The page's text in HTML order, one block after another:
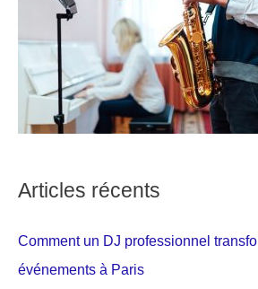
Articles récents
Comment un DJ professionnel
événements à Paris